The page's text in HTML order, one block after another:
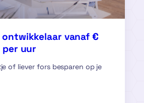
vanaf €
uur
of liever fors besparen op je